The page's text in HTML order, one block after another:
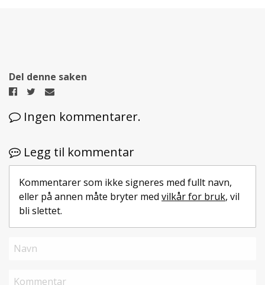
Del denne saken
Del
Facebook
Del
Twitter
Del
epost
Ingen kommentarer.
Legg til kommentar
Kommentarer som ikke signeres med fullt navn,
eller på annen måte bryter med vilkår for bruk, vil
bli slettet.
Navn
Kommentar